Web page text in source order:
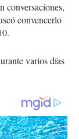
conversaciones,
convencerlo
varios días